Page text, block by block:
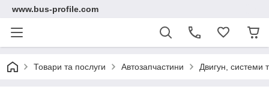
www.bus-profile.com
Товари та послуги Автозапчастини Двигун, системи